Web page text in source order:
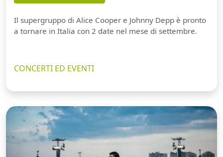
Il supergruppo di Alice Cooper e Johnny Depp è pronto
a tornare in Italia con 2 date nel mese di settembre.
CONCERTI ED EVENTI